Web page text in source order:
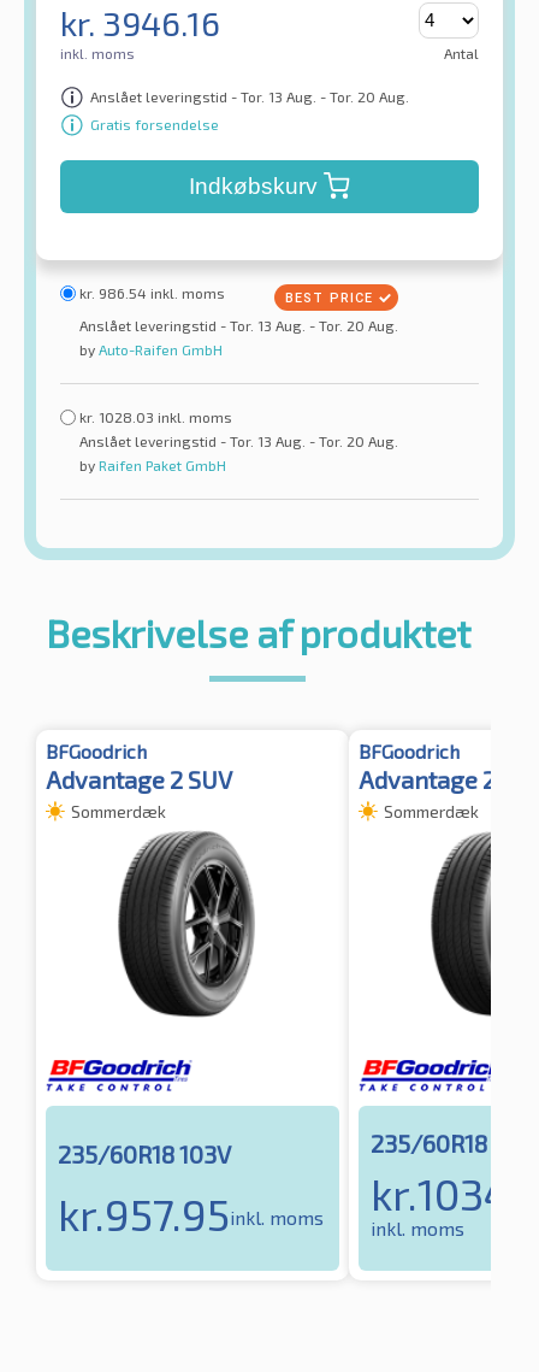
kr. 3946.16
inkl. moms Antal
Anslået leveringstid - Tor. 13 Aug. - Tor. 20 Aug.
Gratis forsendelse
Indkøbskurv
kr. 986.54 inkl. moms
Anslået leveringstid - Tor. 13 Aug. - Tor. 20 Aug.
by Auto-Raifen GmbH
kr. 1028.03 inkl. moms
Anslået leveringstid - Tor. 13 Aug. - Tor. 20 Aug.
by Raifen Paket GmbH
Beskrivelse af produktet
BFGoodrich
Advantage 2 SUV
Sommerdæk
235/60R18 103V
kr.957.95inkl. moms
BFGoodrich
Advantage 2
Sommerdæk
235/60R18
kr.
inkl. moms